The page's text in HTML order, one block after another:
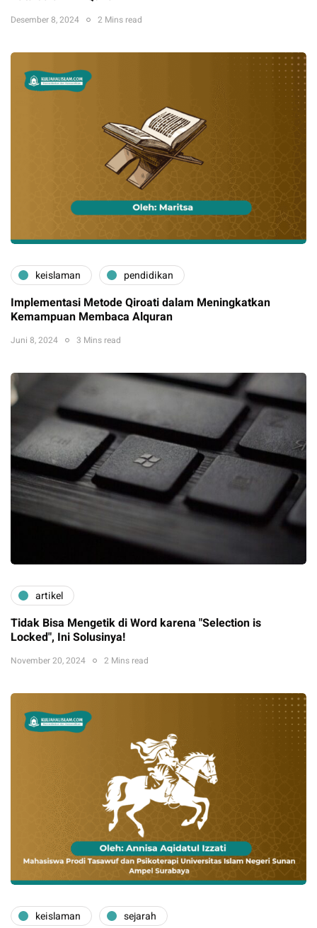
Desember 8, 2024 2 Mins read
keislaman pendidikan
Implementasi Metode Qiroati dalam Meningkatkan
Kemampuan Membaca Alquran
Juni 8, 2024 3 Mins read
artikel
Tidak Bisa Mengetik di Word karena "Selection is
Locked", Ini Solusinya!
November 20, 2024 2 Mins read
keislaman sejarah